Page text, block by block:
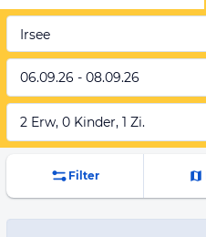
Irsee
06.09.26 - 08.09.26
2 Erw, 0 Kinder, 1 Zi.
Filter